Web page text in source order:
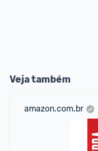
Veja também
amazon.com.br